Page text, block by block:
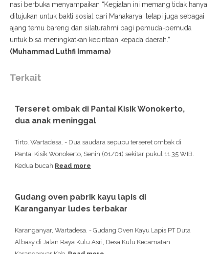
nasi berbuka menyampaikan “Kegiatan ini memang tidak hanya
ditujukan untuk bakti sosial dari Mahakarya, tetapi juga sebagai
ajang temu bareng dan silaturahmi bagi pemuda-pemuda
untuk bisa meningkatkan kecintaan kepada daerah.”
(Muhammad Luthfi Immama)
Terkait
Terseret ombak di Pantai Kisik Wonokerto,
dua anak meninggal
Tirto, Wartadesa. - Dua saudara sepupu terseret ombak di
Pantai Kisik Wonokerto, Senin (01/01) sekitar pukul 11.35 WIB.
Kedua bucah Read more
Gudang oven pabrik kayu lapis di
Karanganyar ludes terbakar
Karanganyar, Wartadesa. - Gudang Oven Kayu Lapis PT Duta
Albasy di Jalan Raya Kulu Asri, Desa Kulu Kecamatan